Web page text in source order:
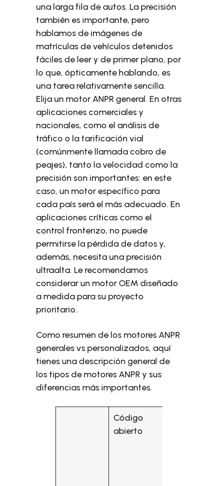
una larga fila de autos. La precisión
también es importante, pero
hablamos de imágenes de
matrículas de vehículos detenidos
fáciles de leer y de primer plano, por
lo que, ópticamente hablando, es
una tarea relativamente sencilla.
Elija un motor ANPR general. En otras
aplicaciones comerciales y
nacionales, como el análisis de
tráfico o la tarificación vial
(comúnmente llamada cobro de
peajes), tanto la velocidad como la
precisión son importantes: en este
caso, un motor específico para
cada país será el más adecuado. En
aplicaciones críticas como el
control fronterizo, no puede
permitirse la pérdida de datos y,
además, necesita una precisión
ultraalta. Le recomendamos
considerar un motor OEM diseñado
a medida para su proyecto
prioritario.
Como resumen de los motores ANPR
generales vs personalizados, aquí
tienes una descripción general de
los tipos de motores ANPR y sus
diferencias más importantes.
Código
abierto